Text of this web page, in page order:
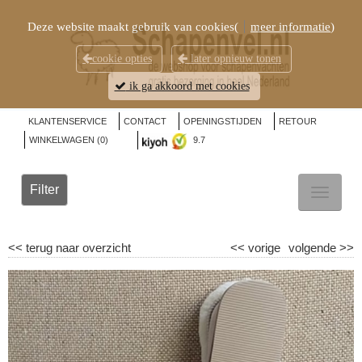
KLANTENSERVICE CONTACT OPENINGSTIJDEN
RETOUR
WINKELWAGEN (0) 9.7
Filter
<< terug naar overzicht volgende >>
<< vorige
Deze website maakt gebruik van cookies( meer informatie)
cookie opties later opnieuw tonen
ik ga akkoord met cookies